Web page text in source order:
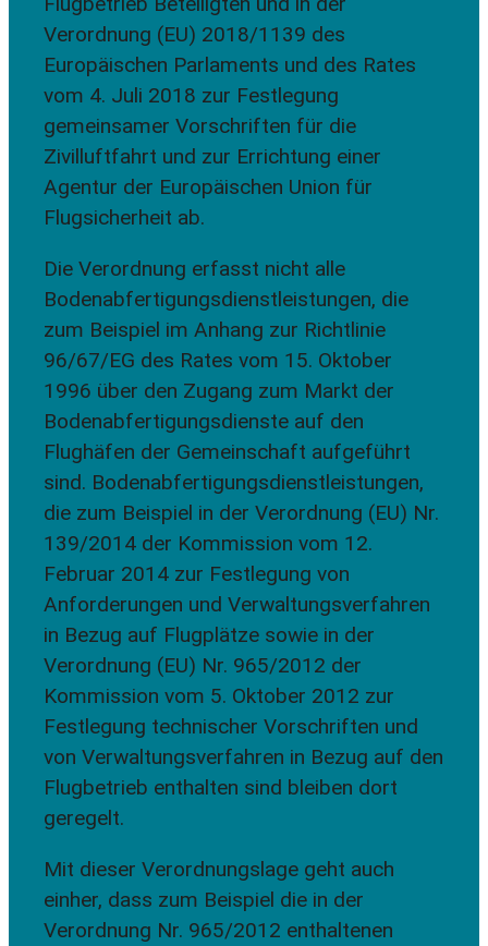
Verordnung (EU) 2018/1139 des
Europäischen Parlaments und des Rates
vom 4. Juli 2018 zur Festlegung
gemeinsamer Vorschriften für die
Zivilluftfahrt und zur Errichtung einer
Agentur der Europäischen Union für
Flugsicherheit ab.
Die Verordnung erfasst nicht alle
Bodenabfertigungsdienstleistungen, die
zum Beispiel im Anhang zur Richtlinie
96/67/EG des Rates vom 15. Oktober
1996 über den Zugang zum Markt der
Bodenabfertigungsdienste auf den
Flughäfen der Gemeinschaft aufgeführt
sind. Bodenabfertigungsdienstleistungen,
die zum Beispiel in der Verordnung (EU) Nr.
139/2014 der Kommission vom 12.
Februar 2014 zur Festlegung von
Anforderungen und Verwaltungsverfahren
in Bezug auf Flugplätze sowie in der
Verordnung (EU) Nr. 965/2012 der
Kommission vom 5. Oktober 2012 zur
Festlegung technischer Vorschriften und
von Verwaltungsverfahren in Bezug auf den
Flugbetrieb enthalten sind bleiben dort
geregelt.
Mit dieser Verordnungslage geht auch
einher, dass zum Beispiel die in der
Verordnung Nr. 965/2012 enthaltenen